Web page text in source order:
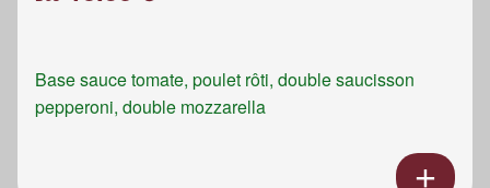
Base sauce tomate, poulet rôti, double saucisson
pepperoni, double mozzarella